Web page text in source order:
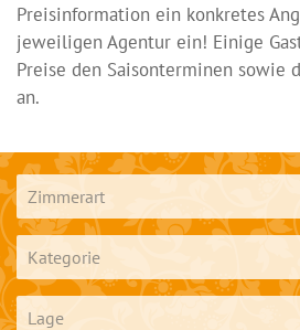
Preisinformation ein konkretes
jeweiligen Agentur ein! Einige
Preise den Saisonterminen sowie
an.
Zimmerart
Kategorie
Lage